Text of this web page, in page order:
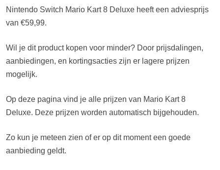
Nintendo Switch Mario Kart 8 Deluxe heeft een adviesprijs
van €59,99.
Wil je dit product kopen voor minder? Door prijsdalingen,
aanbiedingen, en kortingsacties zijn er lagere prijzen
mogelijk.
Op deze pagina vind je alle prijzen van Mario Kart 8
Deluxe. Deze prijzen worden automatisch bijgehouden.
Zo kun je meteen zien of er op dit moment een goede
aanbieding geldt.